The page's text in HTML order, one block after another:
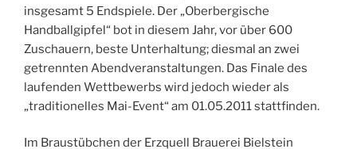
insgesamt 5 Endspiele. Der „Oberbergische
Handballgipfel“ bot in diesem Jahr, vor über 600
Zuschauern, beste Unterhaltung; diesmal an zwei
getrennten Abendveranstaltungen. Das Finale des
laufenden Wettbewerbs wird jedoch wieder als
„traditionelles Mai-Event“ am 01.05.2011 stattfinden.
Im Braustübchen der Erzquell Brauerei Bielstein